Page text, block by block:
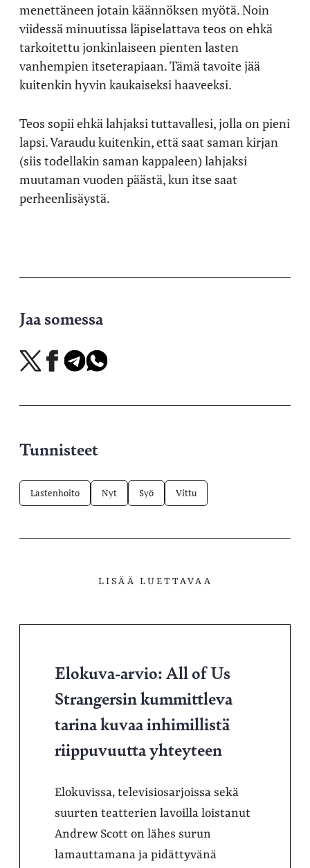
menettäneen jotain käännöksen myötä. Noin
viidessä minuutissa läpiselattava teos on ehkä
tarkoitettu jonkinlaiseen pienten lasten
vanhempien itseterapiaan. Tämä tavoite jää
kuitenkin hyvin kaukaiseksi haaveeksi.
Teos sopii ehkä lahjaksi tuttavallesi, jolla on pieni
lapsi. Varaudu kuitenkin, että saat saman kirjan
(siis todellakin saman kappaleen) lahjaksi
muutaman vuoden päästä, kun itse saat
perheenlisäystä.
Jaa somessa
Jaa
X-
Jaa
Facebookissa
Jaa
Telegramissa
Jaa
WhatsAppissa
Tunnisteet
Lastenhoito Nyt Syö Vittu
LISÄÄ LUETTAVAA
Elokuva-arvio: All of Us
Strangersin kummittleva
tarina kuvaa inhimillistä
riippuvuutta yhteyteen
Elokuvissa, televisiosarjoissa sekä
suurten teatterien lavoilla loistanut
Andrew Scott on lähes surun
lamauttamana ja pidättyvänä